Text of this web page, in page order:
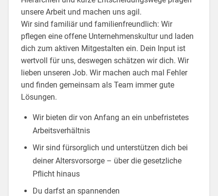
unsere Arbeit und machen uns agil.
Wir sind familiär und familienfreundlich: Wir
pflegen eine offene Unternehmenskultur und laden
dich zum aktiven Mitgestalten ein. Dein Input ist
wertvoll für uns, deswegen schätzen wir dich. Wir
lieben unseren Job. Wir machen auch mal Fehler
und finden gemeinsam als Team immer gute
Lösungen.
Wir bieten dir von Anfang an ein unbefristetes
Arbeitsverhältnis
Wir sind fürsorglich und unterstützen dich bei
deiner Altersvorsorge – über die gesetzliche
Pflicht hinaus
Du darfst an spannenden